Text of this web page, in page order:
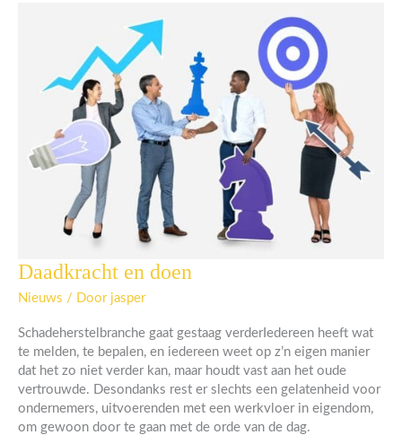
Daadkracht en doen
Nieuws / Door jasper
Schadeherstelbranche gaat gestaag verderIedereen heeft wat
te melden, te bepalen, en iedereen weet op z’n eigen manier
dat het zo niet verder kan, maar houdt vast aan het oude
vertrouwde. Desondanks rest er slechts een gelatenheid voor
ondernemers, uitvoerenden met een werkvloer in eigendom,
om gewoon door te gaan met de orde van de dag.
Daadkracht
doen